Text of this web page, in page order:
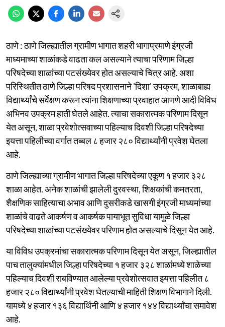
ठाणे : ठाणे जिल्ह्यातील ग्रामीण भागात शहरी भागाप्रमाणे इंग्रजी
माध्यमाच्या शाळांकडे वाढता कल असल्याने त्याचा परिणाम जिल्हा
परिषदेच्या शाळांच्या पटसंख्येवर होत असल्याचे चित्र आहे. अशा
परिस्थितीत ठाणे जिल्हा परिषद प्रशासनाने 'दिशा' उपक्रम, शाळाबाह्य
विद्यार्थ्यांचे सर्वेक्षण करून त्यांना शिक्षणाच्या प्रवाहात आणणे आदी विविध
अभिनव उपक्रम हाती घेतले आहेत. त्याचा सकारात्मक परिणाम दिसून
येत असून, शाळा प्रवेशोत्सवाच्या पहिल्याच दिवशी जिल्हा परिषदेच्या
इयत्ता पहिलीच्या वर्गात तब्बल ८ हजार २८० विद्यार्थ्यांनी प्रवेश घेतला
आहे.
ठाणे जिल्ह्याच्या ग्रामीण भागात जिल्हा परिषदेच्या एकूण १ हजार ३२८
शाळा आहेत. अनेक शाळांची झालेली दुरवस्था, शिक्षकांची कमतरता,
शैक्षणिक साहित्याचा अभाव आणि दुसरीकडे खासगी इंग्रजी माध्यमांच्या
शाळांचे वाढते आकर्षण व आकर्षक पायाभूत सुविधा यामुळे जिल्हा
परिषदेच्या शाळांच्या पटसंख्येवर परिणाम होत असल्याचे दिसून येत आहे.
या विविध उपक्रमांचा सकारात्मक परिणाम दिसून येत असून, जिल्ह्यातील
पाच तालुक्यांमधील जिल्हा परिषदेच्या १ हजार ३२८ शाळांमध्ये शाळेच्या
पहिल्याच दिवशी राबविण्यात आलेल्या प्रवेशोत्सवात इयत्ता पहिलीत ८
हजार २८० विद्यार्थ्यांनी प्रवेश घेतल्याची माहिती शिक्षण विभागाने दिली.
यामध्ये ४ हजार १३६ विद्यार्थिनी आणि ४ हजार १४४ विद्यार्थ्यांचा समावेश
आहे.